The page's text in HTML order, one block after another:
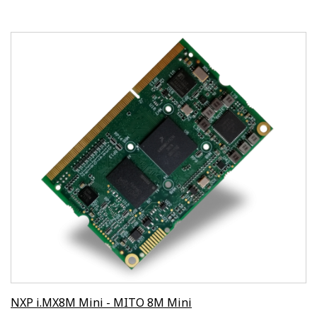
NXP i.MX8M Mini - MITO 8M Mini